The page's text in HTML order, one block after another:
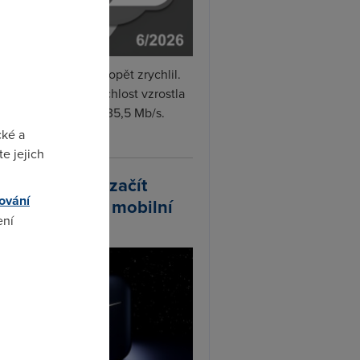
Fi internet v červnu opět zrychlil.
naměřená rychlost vzrostla
o 4 % na 35,5 Mb/s.
plánuje začít
vlastní mobilní
a
jejich